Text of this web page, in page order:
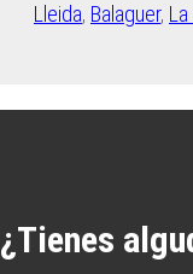
Lleida, Balaguer, La
¿Tienes